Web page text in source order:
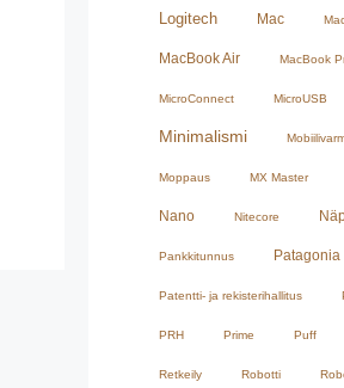
Logitech Mac
MacBook Air MacBook
MicroConnect MicroUSB
Minimalismi
Moppaus MX Master
Nano Nitecore
Pankkitunnus Patagonia
Patentti- ja rekisterihallitus
PRH Prime Puff
Retkeily Robotti